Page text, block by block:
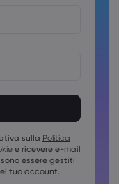
1 carattere
una maiuscola
una minuscola
sulla Politica
e ricevere e-mail
essere gestiti
tuo account.